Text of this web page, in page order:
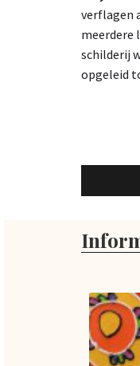
verflagen
meerdere
schilderij
opgeleid